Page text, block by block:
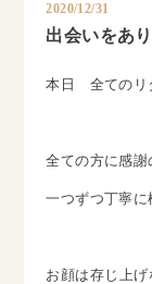
2020/12/31
出会いをあ
本日 全てのリ
全ての方に感謝
一つずつ丁寧
お顔は存じ上